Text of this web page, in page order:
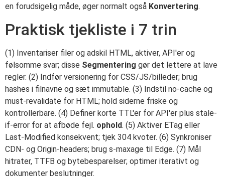
en forudsigelig måde, øger normalt også Konvertering.
Praktisk tjekliste i 7 trin
(1) Inventariser filer og adskil HTML, aktiver, API'er og
følsomme svar; disse Segmentering gør det lettere at lave
regler. (2) Indfør versionering for CSS/JS/billeder; brug
hashes i filnavne og sæt immutable. (3) Indstil no-cache og
must-revalidate for HTML; hold siderne friske og
kontrollerbare. (4) Definer korte TTL'er for API'er plus stale-
if-error for at afbøde fejl. ophold. (5) Aktiver ETag eller
Last-Modified konsekvent; tjek 304 kvoter. (6) Synkroniser
CDN- og Origin-headers; brug s-maxage til Edge. (7) Mål
hitrater, TTFB og bytebesparelser; optimer iterativt og
dokumenter beslutninger.